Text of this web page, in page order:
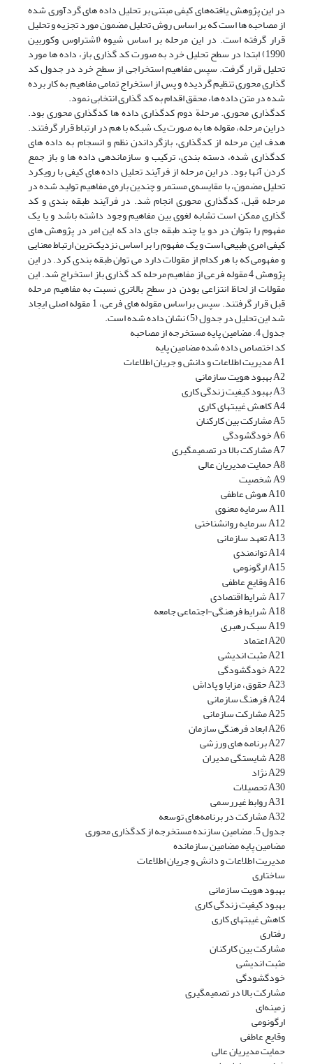
در این پژوهش یافته‌های کیفی مبتنی بر تحلیل داده های گردآوری شده
از مصاحبه ها است که بر اساس روش تحلیل مضمون مورد تجزیه و تحلیل
قرار گرفته است. در این مرحله بر اساس شیوه (اشتراوس وکوربین
1990) ابتدا در سطح تحلیل خرد به صورت کد گذاری باز، داده ها مورد
تحلیل قرار گرفت. سپس مفاهیم استخراجی از سطح خرد در جدول کد
گذاری محوری تنظیم گردیده و پس از استخراج تمامی مفاهیم به کار برده
شده در متن داده ها، محقق اقدام به کد گذاری انتخابی نمود.
کدگذاری محوری. مرحلة دوم کدگذاری داده ها کدگذاری محوری بود.
دراین مرحله، مقوله ها به صورت یک شبکه با هم در ارتباط قرار گرفتند.
هدف این مرحله از کدگذاری، بازگرداندن نظم و انسجام به داده های
کدگذاری شده، دسته بندی، ترکیب و سازماندهی داده ها و باز جمع
کردن آنها بود. در این مرحله از فرآیند تحلیل داده های کیفی با رویکرد
تحلیل مضمون، با مقایسه‌ی مستمر و چندین باره‌ی مفاهیم تولید شده در
مرحله قبل، کدگذاری محوری انجام شد. در فرآیند طبقه بندی و کد
گذاری ممکن است تشابه لغوی بین مفاهیم وجود داشته باشد و یا یک
مفهوم را بتوان در دو یا چند طبقه جای داد که این امر در پژوهش های
کیفی امری طبیعی است و یک مفهوم را بر اساس نزدیک‌ترین ارتباط معنایی
و مفهومی که با هر کدام از مقولات دارد می توان طبقه بندی کرد. در این
پژوهش 4 مقوله فرعی از مفاهیم مرحله کد گذاری باز استخراج شد. این
مقولات از لحاظ انتزاعی بودن در سطح بالاتری نسبت به مفاهیم مرحله
قبل قرار گرفتند. سپس براساس مقوله های فرعی، 1 مقوله اصلی ایجاد
شد این تحلیل در جدول (5) نشان داده شده است.
جدول 4. مضامین پایه مستخرجه از مصاحبه
کد اختصاص داده شده مضامین پایه
A1 مدیریت اطلاعات و دانش و جریان اطلاعات
A2 بهبود هویت سازمانی
A3 بهبود کیفیت زندگی کاری
A4 کاهش غیبتهای کاری
A5 مشارکت بین کارکنان
A6 خودگشودگی
A7 مشارکت بالا در تصمیمگیری
A8 حمایت مدیریان عالی
A9 شخصیت
A10 هوش عاطفی
A11 سرمایه معنوی
A12 سرمایه روانشناختی
A13 تعهد سازمانی
A14 توانمندی
A15 ارگونومی
A16 وقایع عاطفی
A17 شرایط اقتصادی
A18 شرایط فرهنگی-اجتماعی جامعه
A19 سبک رهبری
A20 اعتماد
A21 مثبت اندیشی
A22 خودگشودگی
A23 حقوق، مزایا و پاداش
A24 فرهنگ سازمانی
A25 مشارکت سازمانی
A26 ابعاد فرهنگی سازمان
A27 برنامه های ورزشی
A28 شایستگی مدیران
A29 نژاد
A30 تحصیلات
A31 روابط غیررسمی
A32 مشارکت در برنامه‌های توسعه
جدول 5. مضامین سازنده مستخرجه از کدگذاری محوری
مضامین پایه مضامین سازمانده
مدیریت اطلاعات و دانش و جریان اطلاعات
ساختاری
بهبود هویت سازمانی
بهبود کیفیت زندگی کاری
کاهش غیبتهای کاری
رفتاری
مشارکت بین کارکنان
مثبت اندیشی
خودگشودگی
مشارکت بالا در تصمیمگیری
زمینه‌ای
ارگونومی
وقایع عاطفی
حمایت مدیریان عالی